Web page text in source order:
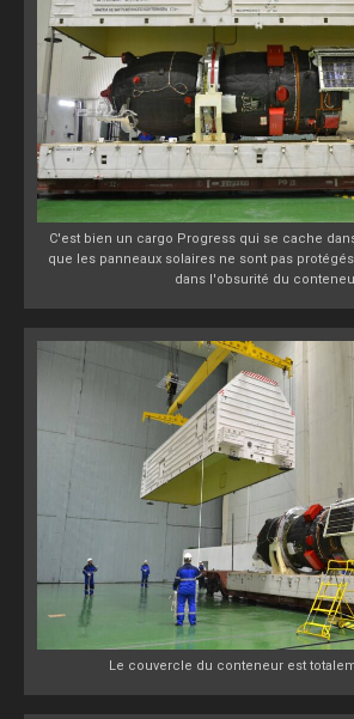
C'est bien un cargo Progress qui se cache
que les panneaux solaires ne sont pas
dans l'obsurité du
Le couvercle du conteneur est